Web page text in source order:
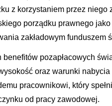
z korzystaniem przez
porządku prawnego
zakładowym funduszem
pozapłacowych
oraz warunki
pracownikowi, który
od pracy zawodowej.